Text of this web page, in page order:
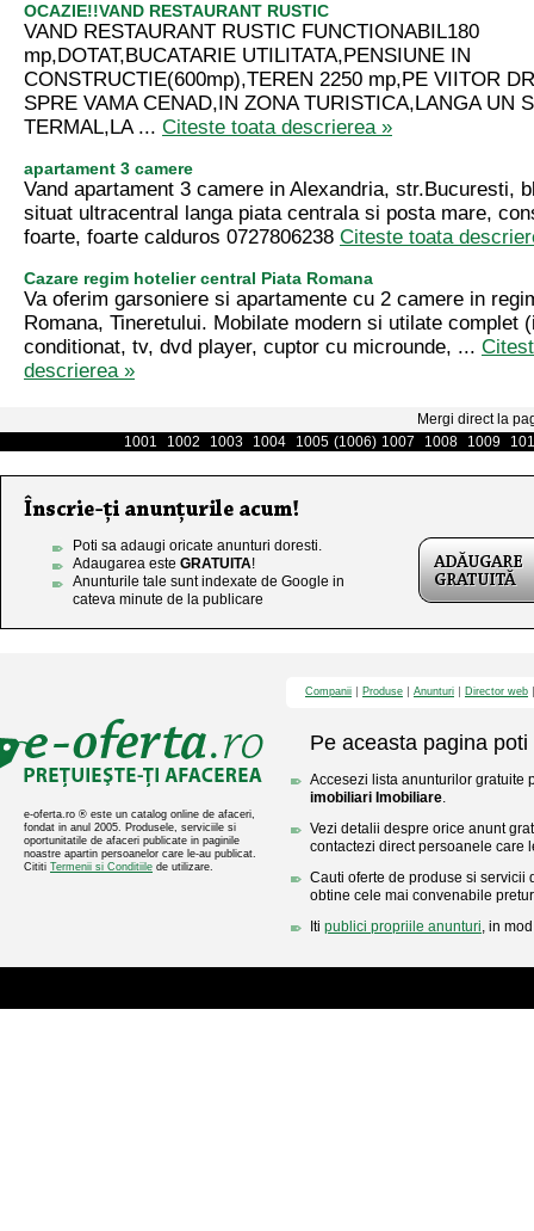
OCAZIE!!VAND RESTAURANT RUSTIC
VAND RESTAURANT RUSTIC FUNCTIONABIL180
mp,DOTAT,BUCATARIE UTILITATA,PENSIUNE IN
CONSTRUCTIE(600mp),TEREN 2250 mp,PE VIITOR
SPRE VAMA CENAD,IN ZONA TURISTICA,LANGA UN
TERMAL,LA ... Citeste toata descrierea »
apartament 3 camere
Vand apartament 3 camere in Alexandria, str.Bucuresti,
situat ultracentral langa piata centrala si posta mare,
foarte, foarte calduros 0727806238 Citeste toata
Cazare regim hotelier central Piata Romana
Va oferim garsoniere si apartamente cu 2 camere in
Romana, Tineretului. Mobilate modern si utilate complet
conditionat, tv, dvd player, cuptor cu microunde, ...
descrierea »
Mergi direct la
1001
1002 1003 1004 1005 (1006) 1007 1008 1009
Poti sa adaugi oricate anunturi doresti.
Adaugarea este GRATUITA!
Anunturile tale sunt indexate de Google in
cateva minute de la publicare
e-oferta.ro ® este un catalog online de afaceri,
fondat in anul 2005. Produsele, serviciile si
oportunitatile de afaceri publicate in paginile
noastre apartin persoanelor care le-au publicat.
Cititi Termenii si Conditiile de utilizare.
Companii Produse Anunturi Director web
Pe aceasta pagina poti
Accesezi lista anunturilor gratuite
imobiliari Imobiliare.
Vezi detalii despre orice anunt
contactezi direct persoanele care
Cauti oferte de produse si servicii
obtine cele mai convenabile
Iti publici propriile anunturi, in